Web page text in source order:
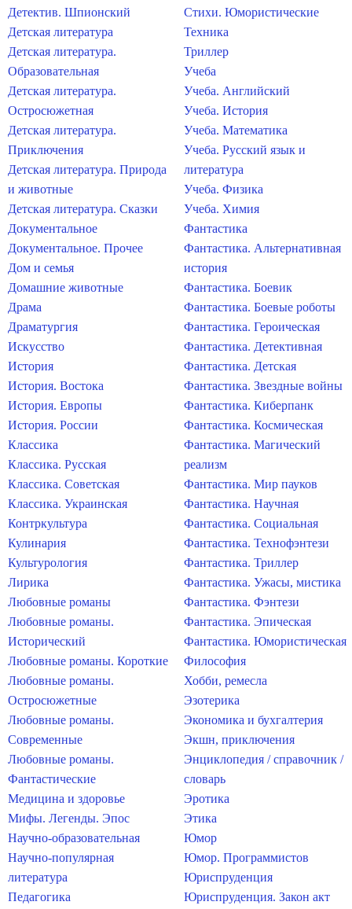
Детектив. Шпионский
Детская литература
Детская литература.
Образовательная
Детская литература.
Остросюжетная
Детская литература.
Приключения
Детская литература. Природа
и животные
Детская литература. Сказки
Документальное
Документальное. Прочее
Дом и семья
Домашние животные
Драма
Драматургия
Искусство
История
История. Востока
История. Европы
История. России
Классика
Классика. Русская
Классика. Советская
Классика. Украинская
Контркультура
Кулинария
Культурология
Лирика
Любовные романы
Любовные романы.
Исторический
Любовные романы. Короткие
Любовные романы.
Остросюжетные
Любовные романы.
Современные
Любовные романы.
Фантастические
Медицина и здоровье
Мифы. Легенды. Эпос
Научно-образовательная
Научно-популярная
литература
Педагогика
Стихи. Юмористические
Техника
Триллер
Учеба
Учеба. Английский
Учеба. История
Учеба. Математика
Учеба. Русский язык и
литература
Учеба. Физика
Учеба. Химия
Фантастика
Фантастика. Альтернативная
история
Фантастика. Боевик
Фантастика. Боевые роботы
Фантастика. Героическая
Фантастика. Детективная
Фантастика. Детская
Фантастика. Звездные войны
Фантастика. Киберпанк
Фантастика. Космическая
Фантастика. Магический
реализм
Фантастика. Мир пауков
Фантастика. Научная
Фантастика. Социальная
Фантастика. Технофэнтези
Фантастика. Триллер
Фантастика. Ужасы, мистика
Фантастика. Фэнтези
Фантастика. Эпическая
Фантастика. Юмористическая
Философия
Хобби, ремесла
Эзотерика
Экономика и бухгалтерия
Экшн, приключения
Энциклопедия / справочник /
словарь
Эротика
Этика
Юмор
Юмор. Программистов
Юриспруденция
Юриспруденция. Закон акт